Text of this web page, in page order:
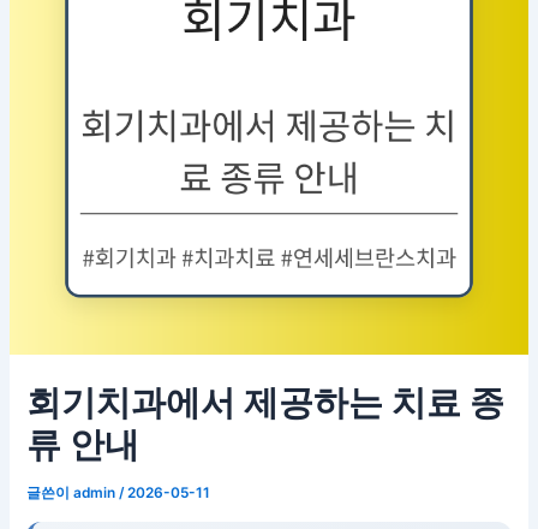
회기치과에서 제공하는 치료 종
류 안내
글쓴이admin/2026-05-11